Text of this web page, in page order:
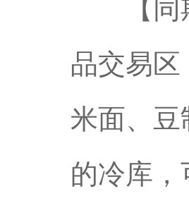
【同期
品交易
米面、豆
的冷库